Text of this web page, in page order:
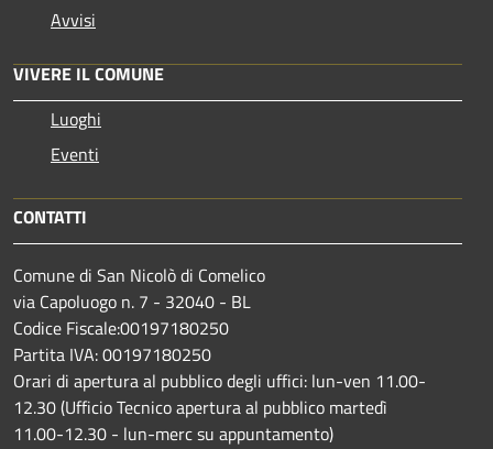
Avvisi
VIVERE IL COMUNE
Luoghi
Eventi
CONTATTI
Comune di San Nicolò di Comelico
via Capoluogo n. 7 - 32040 - BL
Codice Fiscale:00197180250
Partita IVA: 00197180250
Orari di apertura al pubblico degli uffici: lun-ven 11.00-
12.30 (Ufficio Tecnico apertura al pubblico martedì
11.00-12.30 - lun-merc su appuntamento)